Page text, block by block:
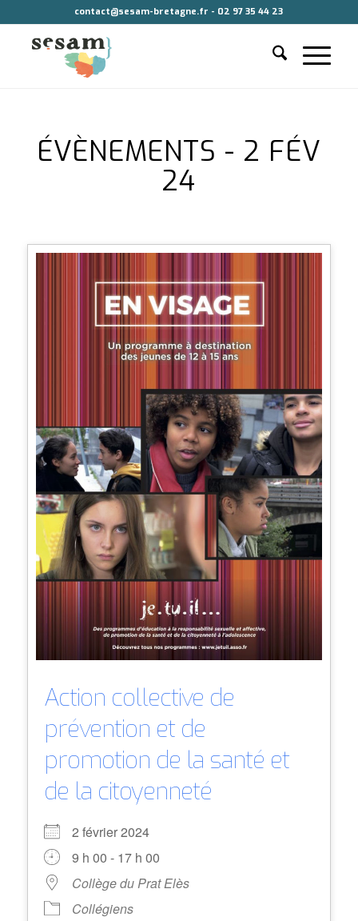
contact@sesam-bretagne.fr - 02 97 35 44 23
ÉVÈNEMENTS - 2 FÉV
24
Action collective de
prévention et de
promotion de la santé et
de la citoyenneté
2 février 2024
9 h 00 - 17 h 00
Collège du Prat Elès
Collégiens